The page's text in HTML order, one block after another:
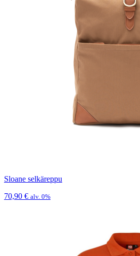
Sloane selkäreppu
70,90 € alv. 0%